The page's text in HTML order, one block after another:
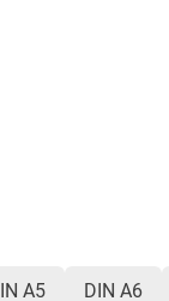
A5 DIN A6